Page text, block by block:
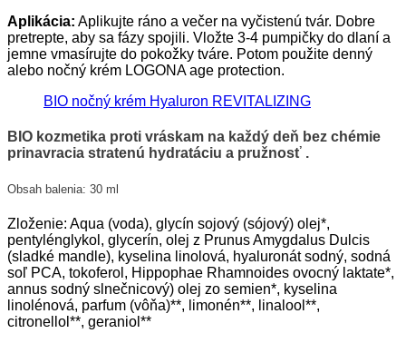
Aplikácia: Aplikujte ráno a večer na vyčistenú tvár. Dobre
pretrepte, aby sa fázy spojili. Vložte 3-4 pumpičky do dlaní a
jemne vmasírujte do pokožky tváre. Potom použite denný
alebo nočný krém LOGONA age protection.
BIO nočný krém Hyaluron REVITALIZING
BIO kozmetika proti vráskam na každý deň bez chémie
prinavracia stratenú hydratáciu a pružnosť .
Obsah balenia: 30 ml
Zloženie: Aqua (voda), glycín sojový (sójový) olej*,
pentylénglykol, glycerín, olej z Prunus Amygdalus Dulcis
(sladké mandle), kyselina linolová, hyaluronát sodný, sodná
soľ PCA, tokoferol, Hippophae Rhamnoides ovocný laktate*,
annus sodný slnečnicový) olej zo semien*, kyselina
linolénová, parfum (vôňa)**, limonén**, linalool**,
citronellol**, geraniol**